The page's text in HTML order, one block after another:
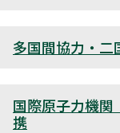
多国間協力・二
国際原子力機関
携